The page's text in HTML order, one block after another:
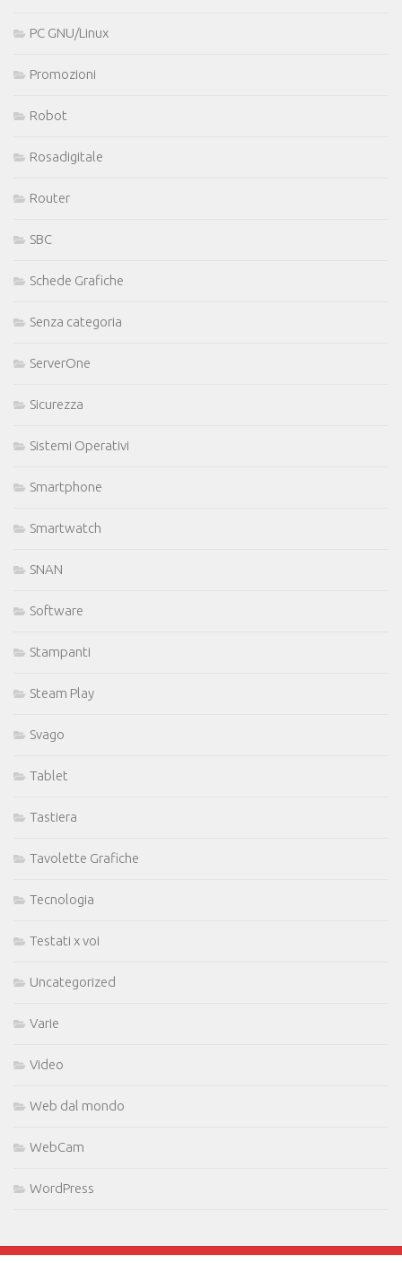
PC GNU/Linux
Promozioni
Robot
Rosadigitale
Router
SBC
Schede Grafiche
Senza categoria
ServerOne
Sicurezza
Sistemi Operativi
Smartphone
Smartwatch
SNAN
Software
Stampanti
Steam Play
Svago
Tablet
Tastiera
Tavolette Grafiche
Tecnologia
Testati x voi
Uncategorized
Varie
Video
Web dal mondo
WebCam
WordPress